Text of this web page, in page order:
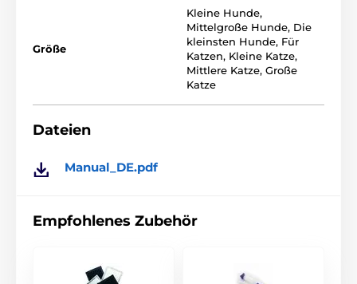
Natürliche Wasserfiltration
natürliche Kohle,
schädlichen Substanzen frei.
Schwermetalle, Wasser erweicht
Wasserzirkulation durch eine Tauchpumpe. Die
Größe
Kleine Hunde,
Mittelgroße Hunde, Die
kleinsten Hunde, Für
Katzen, Kleine Katze,
Mittlere Katze, Große
Katze
Dateien
Manual_DE.pdf
Empfohlenes Zubehör